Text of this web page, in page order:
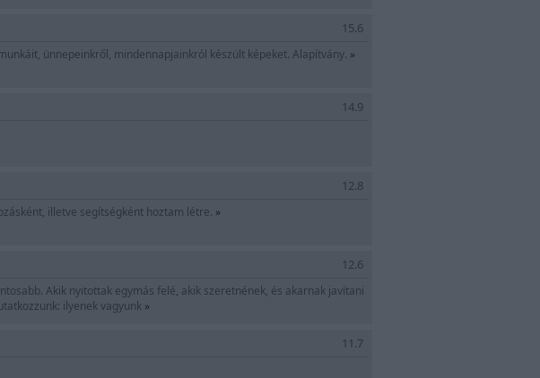
15.6
ünnepeinkről, mindennapjainkról készült képeket. Alapítvány. »
14.9
12.8
illetve segítségként hoztam létre. »
12.6
Akik nyitottak egymás felé, akik szeretnének, és akarnak javítani
ilyenek vagyunk »
11.7